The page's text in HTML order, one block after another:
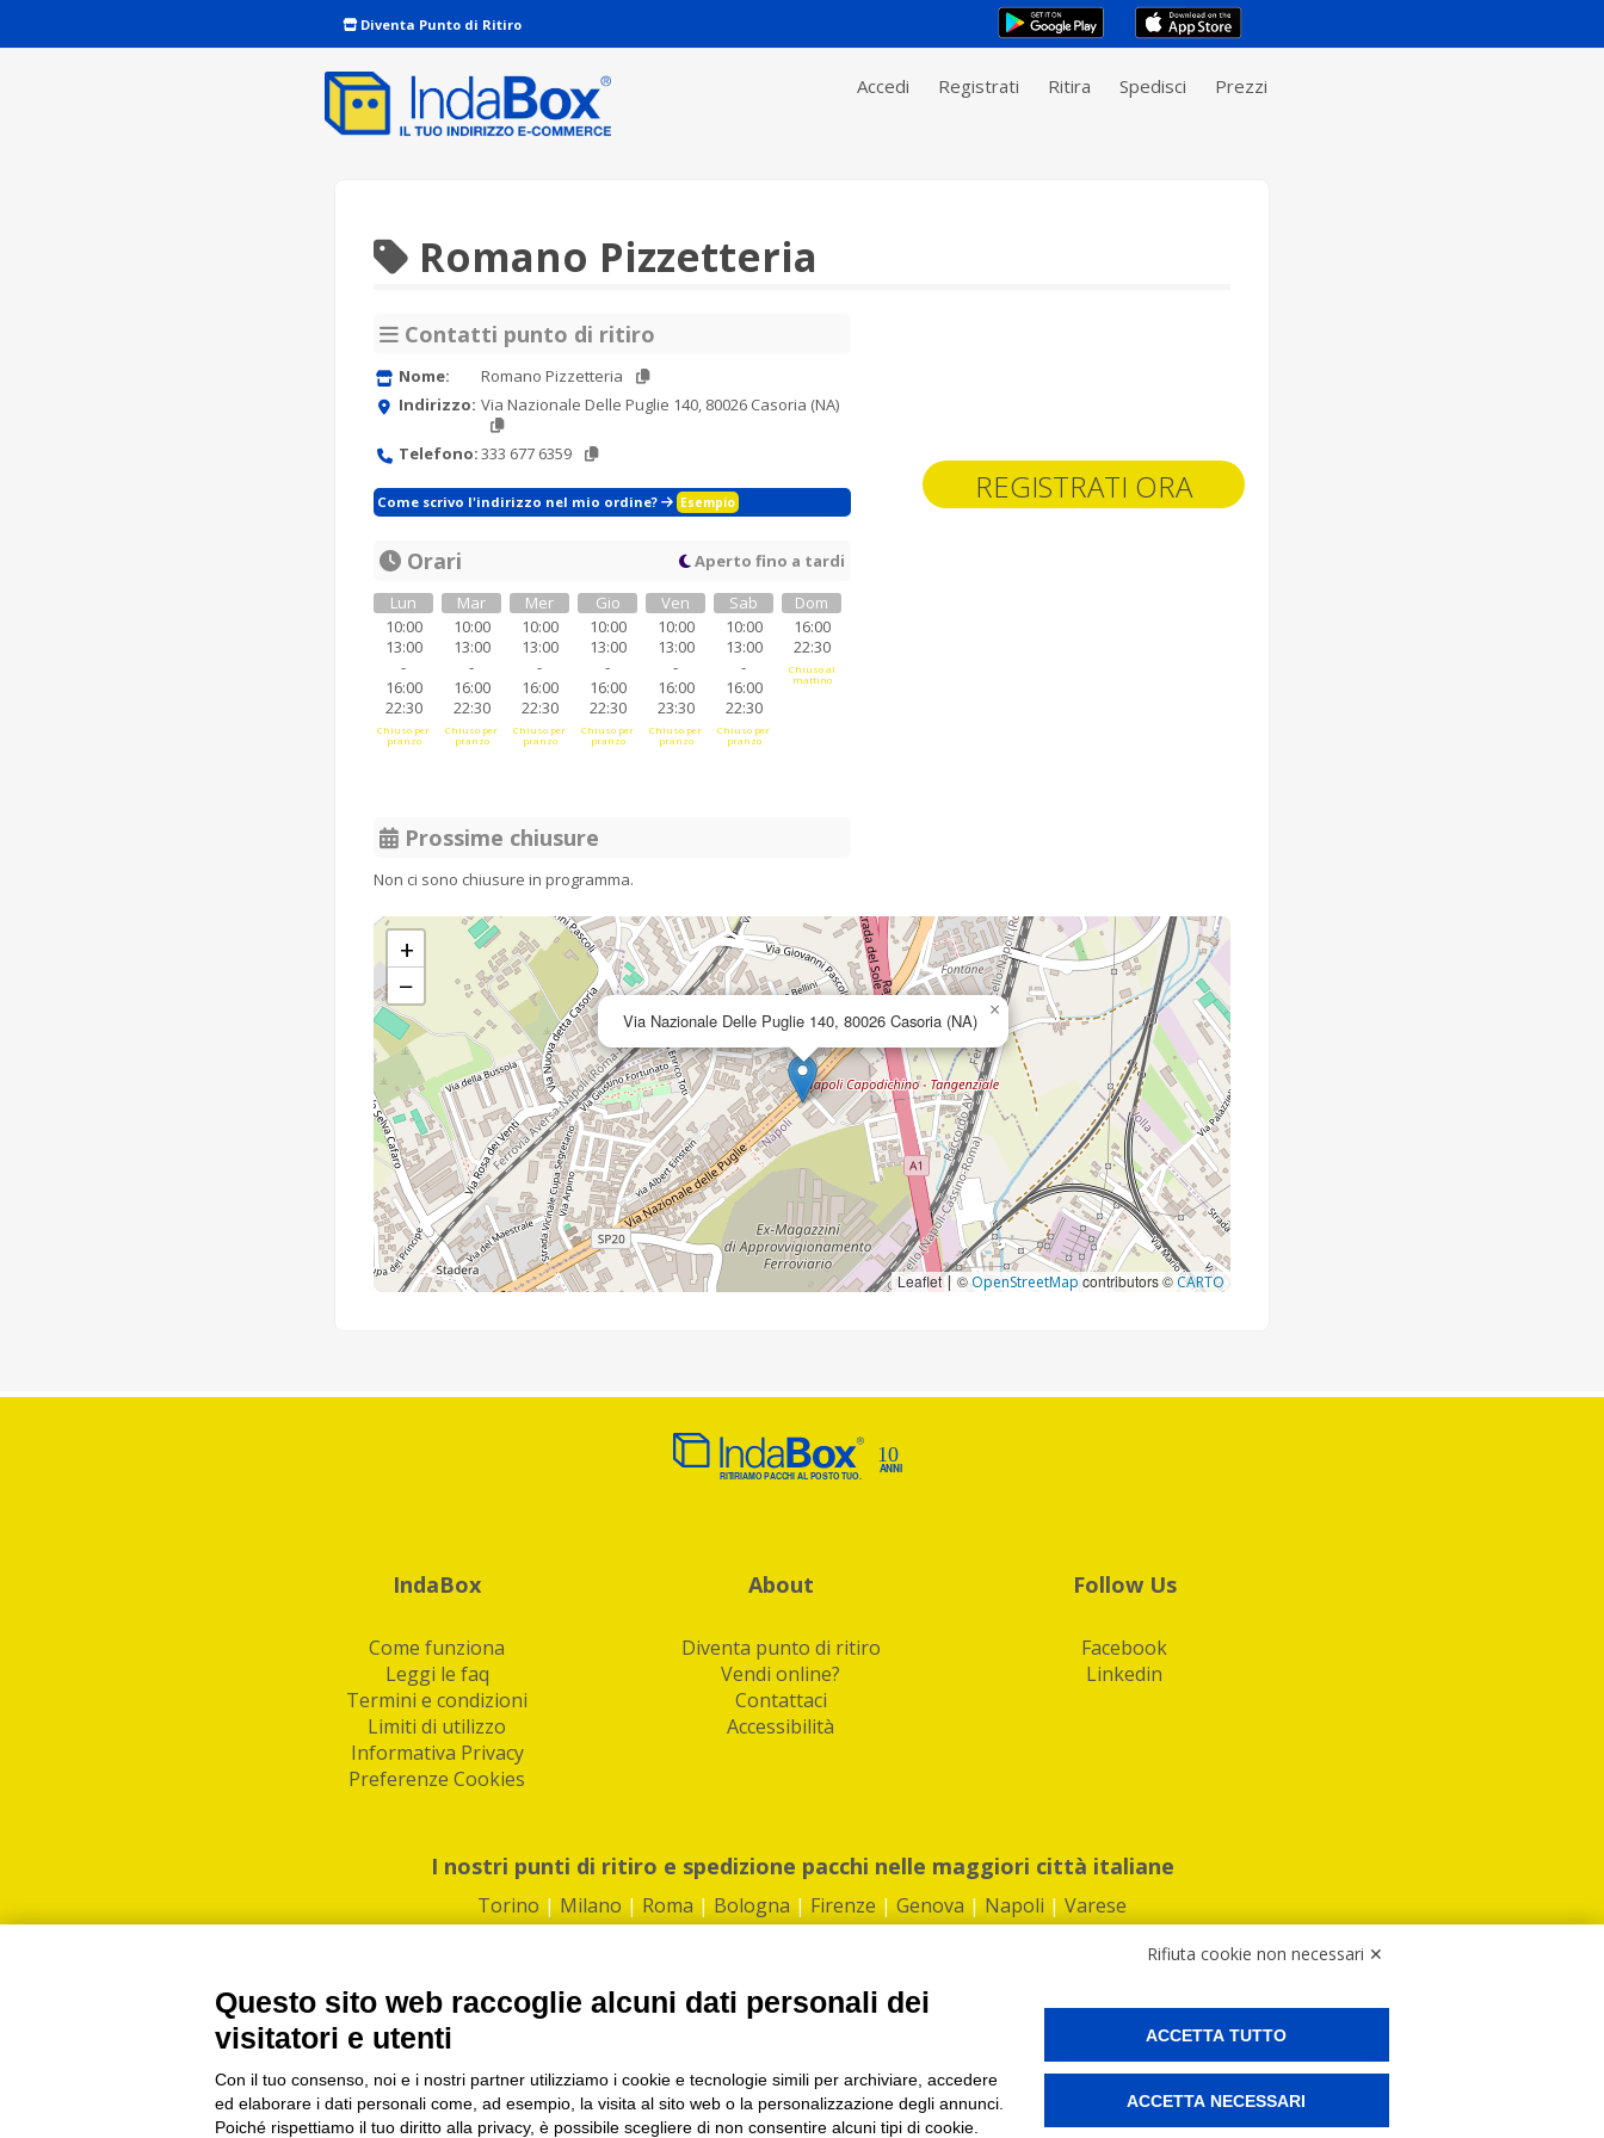
Diventa Punto di Ritiro
Accedi Registrati Ritira Spedisci Prezzi
REGISTRATI ORA
Romano Pizzetteria
Contatti punto di ritiro
Nome:
Romano Pizzetteria
Indirizzo: Via Nazionale Delle Puglie 140, 80026 Casoria (NA)
Telefono:333 677 6359
Come scrivo l'indirizzo nel mio ordine? Esempio
Orari
Aperto fino a tardi
Lun
10:00
13:00
-
16:00
22:30
Chiuso per
pranzo
Mar
10:00
13:00
-
16:00
22:30
Chiuso per
pranzo
Mer
10:00
13:00
-
16:00
22:30
Chiuso per
pranzo
Gio
10:00
13:00
-
16:00
22:30
Chiuso per
pranzo
Ven
10:00
13:00
-
16:00
23:30
Chiuso per
pranzo
Sab
10:00
13:00
-
16:00
22:30
Chiuso per
pranzo
Dom
16:00
22:30
Chiuso al
mattino
Prossime chiusure
Non ci sono chiusure in programma.
Via Nazionale Delle Puglie 140, 80026 Casoria (NA) ×
+
−
Leaflet| ©OpenStreetMap contributors © CARTO
IndaBox
Come funziona
Leggi le faq
Termini e condizioni
Limiti di utilizzo
Informativa Privacy
Preferenze Cookies
About
Diventa punto di ritiro
Vendi online?
Contattaci
Accessibilità
Follow Us
Facebook
Linkedin
I nostri punti di ritiro e spedizione pacchi nelle maggiori città italiane
Torino | Milano | Roma | Bologna | Firenze | Genova | Napoli | Varese
PI/CF/N°Iscr.: 10821360012 | REA: RM 1494760 | Cap.Soc.: 50.000€ |Whistleblowing|Privacy|Preferenze Cookies
IndaBox | Oltre 11.500 punti di ritiro tra Bar, Tabaccai, Edicole e Kipoint per ritirare i tuoi acquisti online e spedire i tuoi pacchi.
Rifiuta cookie non necessari ✕
Questo sito web raccoglie alcuni dati personali dei
visitatori e utenti
Con il tuo consenso, noi e i nostri partner utilizziamo i cookie e tecnologie simili per archiviare, accedere
ed elaborare i dati personali come, ad esempio, la visita al sito web o la personalizzazione degli annunci.
Poiché rispettiamo il tuo diritto alla privacy, è possibile scegliere di non consentire alcuni tipi di cookie.
ACCETTA TUTTO
ACCETTA NECESSARI